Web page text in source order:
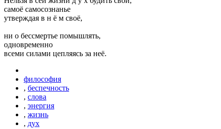
самоё самосознанье
утверждая в н ё м своё,
ни о бессмертье помышлять,
одновременно
всеми силами цепляясь за неё.
философия
, беспечность
, слова
, энергия
, жизнь
, дух